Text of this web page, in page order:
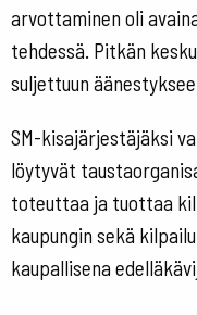
arvottaminen oli
tehdessä. Pitkän
suljettuun
SM-kisajärjestäjäksi
löytyvät
toteuttaa ja tuottaa
kaupungin sekä
kaupallisena